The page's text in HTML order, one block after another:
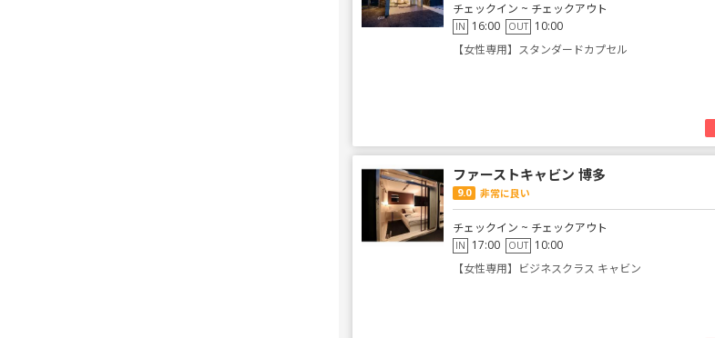
チェックイン ~ チェックアウト
IN 16:00 OUT 10:00
【女性専用】スタンダードカプセル
ファーストキャビン 博多
9.0 非常に良い
チェックイン ~ チェックアウト
IN 17:00 OUT 10:00
【女性専用】ビジネスクラス キャビン